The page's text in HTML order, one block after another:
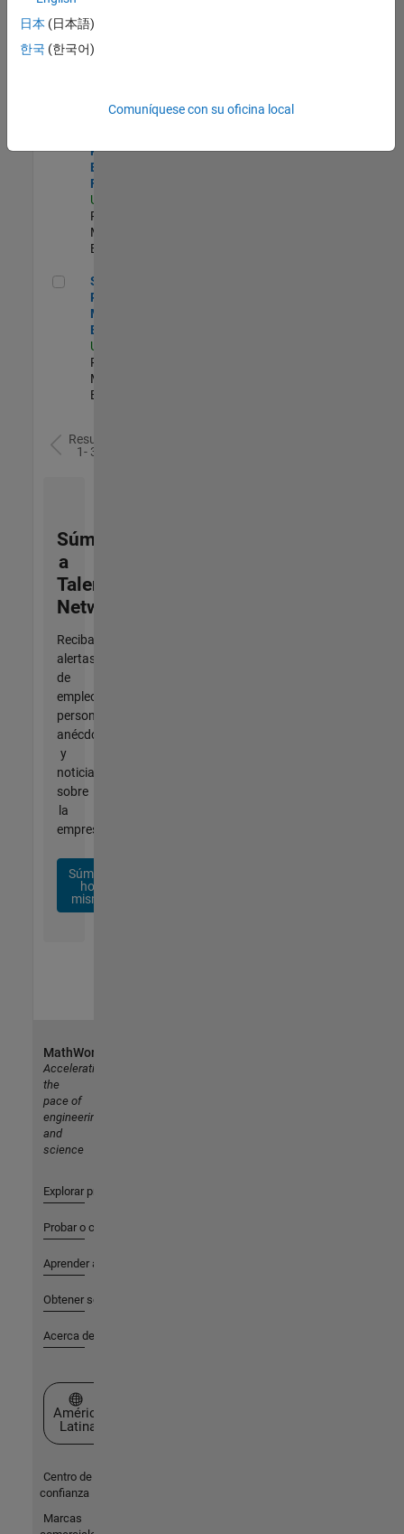
Ecosystem for
US-MA-Natick
Experimentado
Product
Engineer -
FPGA / ASIC
US-MA-Natick
Product
Marketing |
Experimentado
Senior Product Marketing Engineer
Senior
Product
Marketing
Engineer
US-MA-Natick
Product
Marketing |
Experimentado
Resultados
1- 3 de
Súmese
a
Talent
Network
Reciba
alertas
de
empleo
personalizadas,
anécdotas
y
noticias
sobre
la
empresa.
Súmese
hoy
mismo
日本 (日本語)
한국 (한국어)
Comuníquese con su oficina local
MathWorks
Accelerating
the
pace of
engineering
and
science
Explorar productos
Probar o comprar
Aprender a utilizar
Obtener soporte
Acerca de MathWorks
Seleccione un país/idioma
América
Latina
Centro de
confianza
Marcas